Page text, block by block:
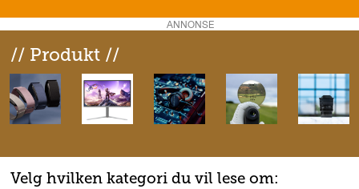
ANNONSE
// Produkt //
Velg hvilken kategori du vil lese om: